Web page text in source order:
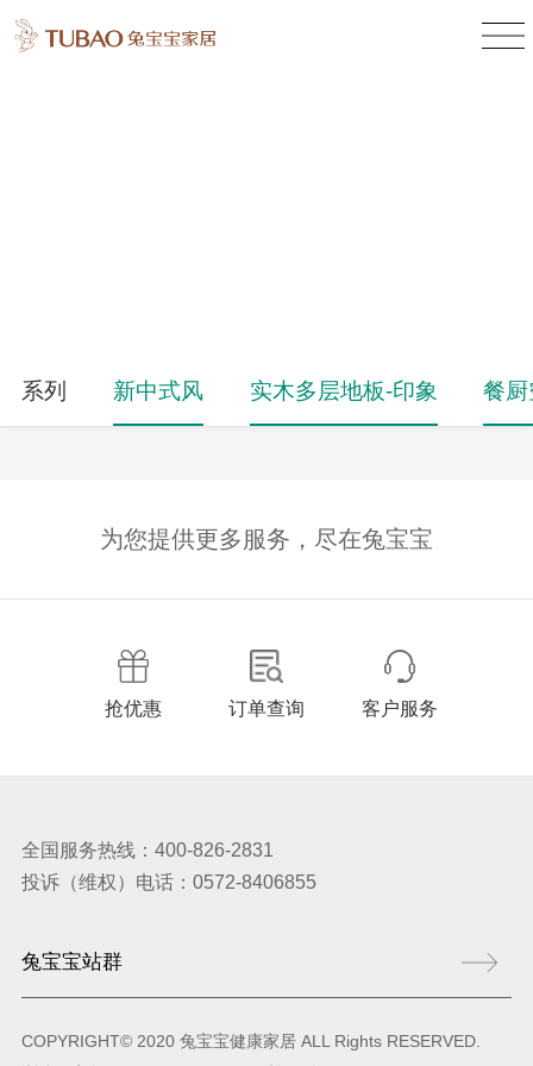
系列 新中式风 实木多层地板-印象 餐
为您提供更多服务，尽在兔宝宝
抢优惠 订单查询 客户服务
全国服务热线：400-826-2831
投诉（维权）电话：0572-8406855
COPYRIGHT© 2020 兔宝宝健康家居 ALL Rights RESERVED.